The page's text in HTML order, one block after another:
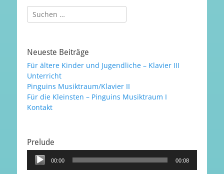
Suchen
nach:
Neueste Beiträge
Für ältere Kinder und Jugendliche – Klavier III
Unterricht
Pinguins Musiktraum/Klavier II
Für die Kleinsten – Pinguins Musiktraum I
Kontakt
Prelude
Audio-
Player
00:00 00:08